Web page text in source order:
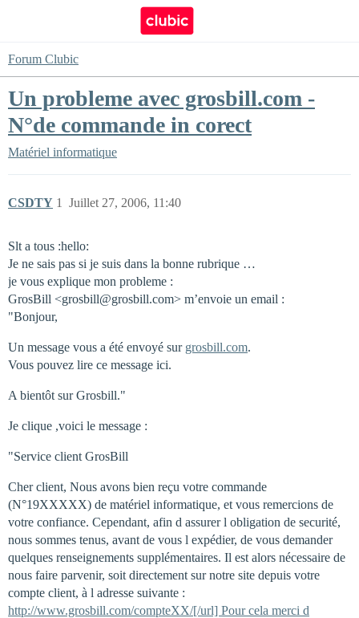
Forum Clubic
Un probleme avec grosbill.com -
N°de commande in corect
Matériel informatique
CSDTY Juillet 27, 2006, 11:40
1
Slt a tous :hello:
Je ne sais pas si je suis dans la bonne rubrique …
je vous explique mon probleme :
GrosBill <grosbill@grosbill.com> m’envoie un email :
"Bonjour,
Un message vous a été envoyé sur grosbill.com.
Vous pouvez lire ce message ici.
A bientôt sur Grosbill."
Je clique ,voici le message :
"Service client GrosBill
Cher client, Nous avons bien reçu votre commande
(N°19XXXXX) de matériel informatique, et vous remercions de
votre confiance. Cependant, afin d assurer l obligation de securité,
nous sommes tenus, avant de vous l expédier, de vous demander
quelques renseignements supplémentaires. Il est alors nécessaire de
nous faire parvenir, soit directement sur notre site depuis votre
compte client, à l adresse suivante :
http://www.grosbill.com/compteXX/[/url] Pour cela merci d